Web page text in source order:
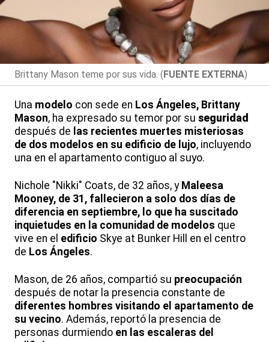
Brittany Mason teme por sus vida. (FUENTE EXTERNA)
Una modelo con sede en Los Ángeles, Brittany
Mason, ha expresado su temor por su seguridad
después de las recientes muertes misteriosas
de dos modelos en su edificio de lujo, incluyendo
una en el apartamento contiguo al suyo.
Nichole "Nikki" Coats, de 32 años, y Maleesa
Mooney, de 31, fallecieron a solo dos días de
diferencia en septiembre, lo que ha suscitado
inquietudes en la comunidad de modelos que
vive en el edificio Skye at Bunker Hill en el centro
de Los Ángeles.
Mason, de 26 años, compartió su preocupación
después de notar la presencia constante de
diferentes hombres visitando el apartamento de
su vecino. Además, reportó la presencia de
personas durmiendo en las escaleras del